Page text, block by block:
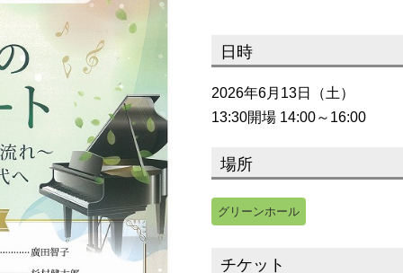
日時
2026年6月13日（土）
13:30開場 14:00～16:00
場所
グリーンホール
チケット